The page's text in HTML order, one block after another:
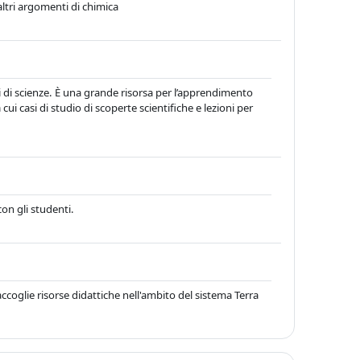
argomenti di chimica
È una grande risorsa per l’apprendimento
cui casi di studio di scoperte scientifiche e lezioni per
gli studenti.
risorse didattiche nell'ambito del sistema Terra